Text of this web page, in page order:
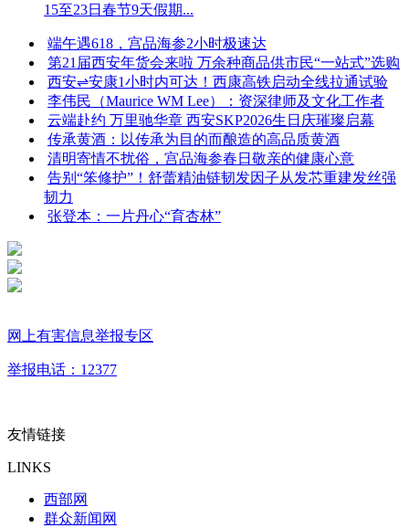
15至23日春节9天假期...
端午遇618，宫品海参2小时极速达
第21届西安年货会来啦 万余种商品供市民“一站式”选购
西安⇌安康1小时内可达！西康高铁启动全线拉通试验
李伟民（Maurice WM Lee）：资深律师及文化工作者
云端赴约 万里驰华章 西安SKP2026生日庆璀璨启幕
传承黄酒：以传承为目的而酿造的高品质黄酒
清明寄情不扰俗，宫品海参春日敬亲的健康心意
告别“笨修护”！舒蕾精油链韧发因子从发芯重建发丝强
韧力
张登本：一片丹心“育杏林”
网上有害信息举报专区
举报电话：12377
友情链接
LINKS
西部网
群众新闻网